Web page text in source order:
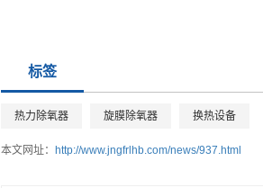
标签
热力除氧器 旋膜除氧器 换热设备
本文网址： http://www.jngfrlhb.com/news/937.html